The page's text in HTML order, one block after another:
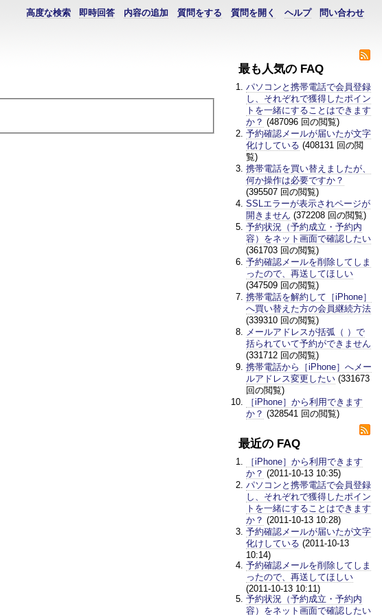
問い合わせ
ヘルプ
質問を開く
質問をする
内容の追加
即時回答
高度な検索
最も人気の FAQ
パソコンと携帯電話で会員登録
し、それぞれで獲得したポイン
トを一緒にすることはできます
か？ (487096 回の閲覧)
予約確認メールが届いたが文字
化けしている (408131 回の閲
覧)
携帯電話を買い替えましたが、
何か操作は必要ですか？
(395507 回の閲覧)
SSLエラーが表示されページが
開きません (372208 回の閲覧)
予約状況（予約成立・予約内
容）をネット画面で確認したい
(361703 回の閲覧)
予約確認メールを削除してしま
ったので、再送してほしい
(347509 回の閲覧)
携帯電話を解約して［iPhone］
へ買い替えた方の会員継続方法
(339310 回の閲覧)
メールアドレスが括弧（ ）で
括られていて予約ができません
(331712 回の閲覧)
携帯電話から［iPhone］へメー
ルアドレス変更したい (331673
回の閲覧)
［iPhone］から利用できます
か？ (328541 回の閲覧)
最近の FAQ
［iPhone］から利用できます
か？ (2011-10-13 10:35)
パソコンと携帯電話で会員登録
し、それぞれで獲得したポイン
トを一緒にすることはできます
か？ (2011-10-13 10:28)
予約確認メールが届いたが文字
化けしている (2011-10-13
10:14)
予約確認メールを削除してしま
ったので、再送してほしい
(2011-10-13 10:11)
予約状況（予約成立・予約内
容）をネット画面で確認したい